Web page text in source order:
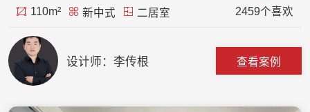
110m² 新中式 二居室 2459个喜欢
设计师：李传根 查看案例